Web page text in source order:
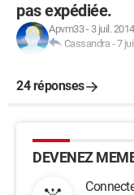
pas expédiée.
Apvm33- 3 juil.
Cassandra -7
24 réponses
DEVENEZ